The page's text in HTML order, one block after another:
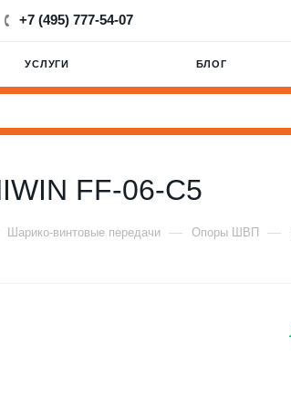
+7 (495) 777-54-07
УСЛУГИ БЛОГ
FF-06-C5
Шарико-винтовые передачи — Опоры ШВП —